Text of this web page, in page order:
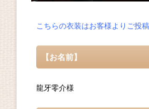
こちらの衣装はお客様よりご投
【お名前】
龍牙零介様